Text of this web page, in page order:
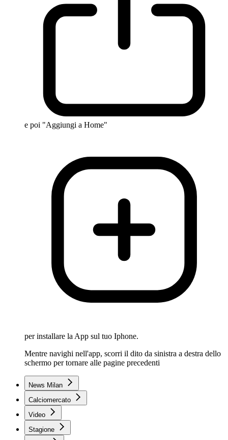
e poi "Aggiungi a Home"
per installare la App sul tuo Iphone.
Mentre navighi nell'app, scorri il dito da sinistra a destra dello
schermo per tornare alle pagine precedenti
News Milan
Calciomercato
Video
Stagione